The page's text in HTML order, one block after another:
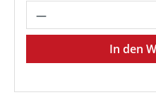
Produkt Anzahl:
In den